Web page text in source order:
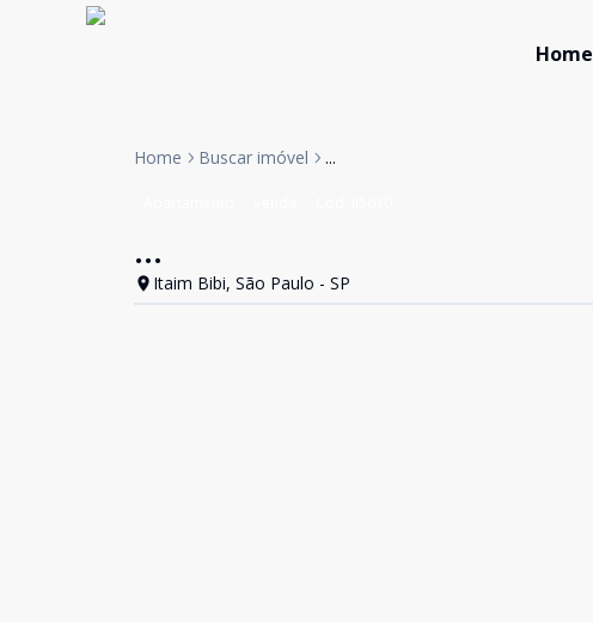
Home
Home Buscar imóvel ...
...
Itaim Bibi, São Paulo - SP